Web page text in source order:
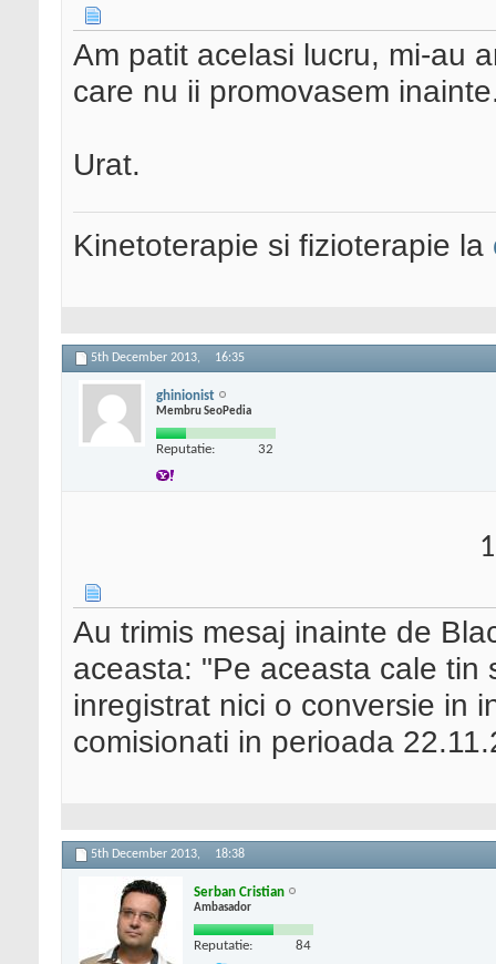
Am patit acelasi lucru, mi-au
care nu ii promovasem
Urat.
Kinetoterapie si fizioterapie la
5th December 2013, 16:35
ghinionist
Membru SeoPedia
Reputatie: 32
Au trimis mesaj inainte de
aceasta: "Pe aceasta cale tin
inregistrat nici o conversie in
comisionati in perioada
5th December 2013, 18:38
Serban Cristian
Ambasador
Reputatie: 84